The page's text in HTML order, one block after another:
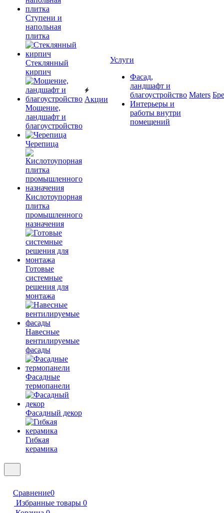
Ступени и
напольная
плитка
Cтеклянный
кирпич
Мощение,
ландшафт и
благоустройство
Черепица
Кислотоупорная
плитка
промышленного
назначения
Готовые
системные
решения для
монтажа
Навесные
вентилируемые
фасады
Фасадные
термопанели
Фасадный декор
Гибкая
керамика
Акции
Услуги
Фасад,
ландшафт и
благоустройство
Интерьеры и
работы внутри
помещений
Maters
Сравнение0
Избранные товары 0